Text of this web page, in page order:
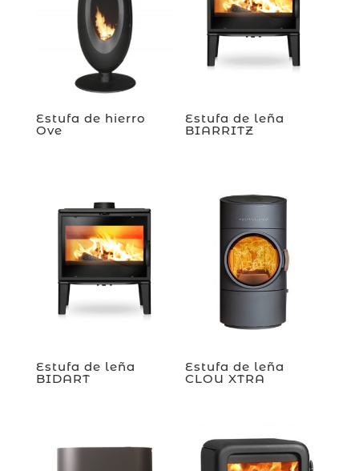
Estufa de hierro
Ove
Estufa de leña
BIARRITZ
Estufa de leña
BIDART
Estufa de leña
CLOU XTRA